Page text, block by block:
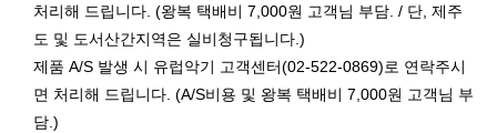
처리해 드립니다. (왕복 택배비 7,000원 고객님 부담. / 단, 제주
도 및 도서산간지역은 실비청구됩니다.)
제품 A/S 발생 시 유럽악기 고객센터(02-522-0869)로 연락주시
면 처리해 드립니다. (A/S비용 및 왕복 택배비 7,000원 고객님 부
담.)